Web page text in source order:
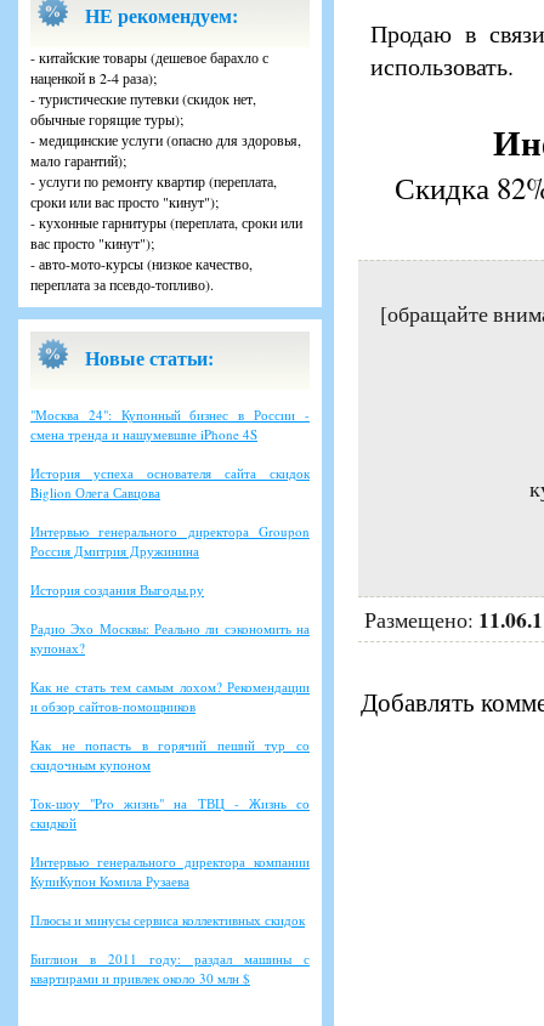
НЕ рекомендуем:
- китайские товары (дешевое барахло с
наценкой в 2-4 раза);
- туристические путевки (скидок нет,
обычные горящие туры);
- медицинские услуги (опасно для здоровья,
мало гарантий);
- услуги по ремонту квартир (переплата,
сроки или вас просто "кинут");
- кухонные гарнитуры (переплата, сроки или
вас просто "кинут");
- авто-мото-курсы (низкое качество,
переплата за псевдо-топливо).
Новые статьи:
"Москва 24": Купонный бизнес в России -
смена тренда и нашумевшие iPhone 4S
История успеха основателя сайта скидок
Biglion Олега Савцова
Интервью генерального директора Groupon
Россия Дмитрия Дружинина
История создания Выгоды.ру
Радио Эхо Москвы: Реально ли сэкономить на
купонах?
Как не стать тем самым лохом? Рекомендации
и обзор сайтов-помощников
Как не попасть в горячий пеший тур со
скидочным купоном
Ток-шоу "Pro жизнь" на ТВЦ - Жизнь со
скидкой
Интервью генерального директора компании
КупиКупон Комила Рузаева
Плюсы и минусы сервиса коллективных скидок
Биглион в 2011 году: раздал машины с
квартирами и привлек около 30 млн $
Продаю в
использовать.
Скидка
[обращайте
Размещено:
Добавлять